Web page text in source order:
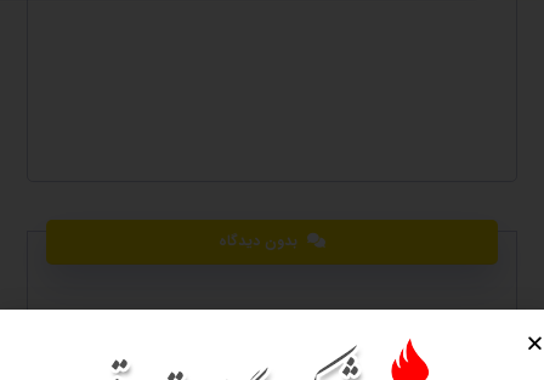
بدون دیدگاه
دیدگاهتان را بنویسید